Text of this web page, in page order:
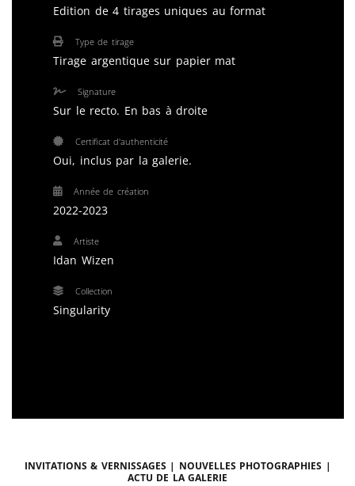
Edition de 4 tirages uniques au format
Type de tirage
Tirage argentique sur papier mat
Signature
Sur le recto. En bas à droite
Certificat d'authenticité
Oui, inclus par la galerie.
Année de création
2022-2023
Artiste
Idan Wizen
Collection
Singularity
Invitations & vernissages | Nouvelles photographies |
Actu de la galerie